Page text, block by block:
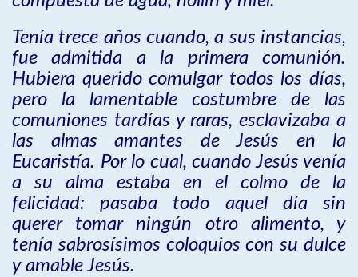
Tenía trece años cuando, a sus instancias,
fue admitida a la primera comunión.
Hubiera querido comulgar todos los días,
pero la lamentable costumbre de las
comuniones tardías y raras, esclavizaba a
las almas amantes de Jesús en la
Eucaristía. Por lo cual, cuando Jesús venía
a su alma estaba en el colmo de la
felicidad: pasaba todo aquel día sin
querer tomar ningún otro alimento, y
tenía sabrosísimos coloquios con su dulce
y amable Jesús.